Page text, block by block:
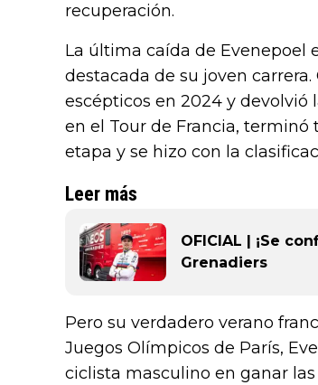
recuperación.
La última caída de Evenepoel
destacada de su joven
escépticos en 2024 y devolvió
en el Tour de Francia, terminó
etapa y se hizo con la
Leer más
OFICIAL | ¡Se
Grenadiers
Pero su verdadero verano
Juegos Olímpicos de París,
ciclista masculino en ganar